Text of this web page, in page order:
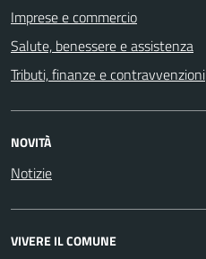
Imprese e commercio
Salute, benessere e assistenza
Tributi, finanze e contravvenzioni
NOVITÀ
Notizie
VIVERE IL COMUNE